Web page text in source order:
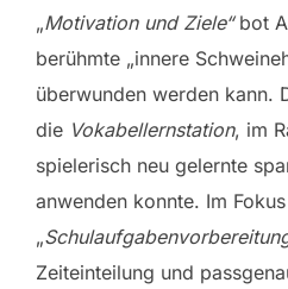
„Motivation und Ziele“bot
berühmte „innere
überwunden werden kann.
die Vokabellernstation, im
spielerisch neu gelernte
anwenden konnte. Im
„
Zeiteinteilung und